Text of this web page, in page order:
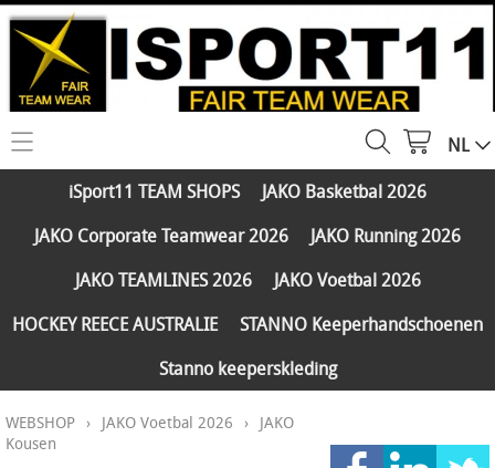
HOME
WEBSHOP
JAKO Running 2026
JAKO TEAMLINES 2026
PARTNERS
Klantengroepen
CONTACT
NL
iSport11 TEAM SHOPS
JAKO Basketbal 2026
JAKO Corporate Teamwear 2026
JAKO Running 2026
JAKO TEAMLINES 2026
JAKO Voetbal 2026
HOCKEY REECE AUSTRALIE
STANNO Keeperhandschoenen
Stanno keeperskleding
WEBSHOP › JAKO Voetbal 2026 › JAKO
Kousen